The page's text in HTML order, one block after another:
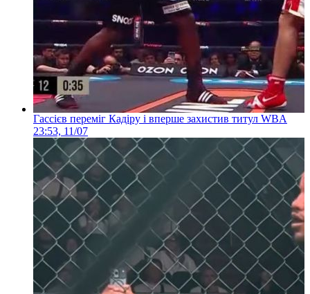
Гассієв переміг Кадіру і вперше захистив титул WBA
23:53, 11/07